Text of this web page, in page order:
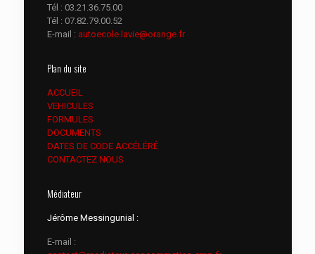
Tél : 03.21.36.75.00
Tél : 07.82.79.00.52
E-mail : autoecole.lavie@orange.fr
Plan du site
ACCUEIL
VEHICULES
FORMULES
DOCUMENTS
DATES DE CODE ACCÉLÉRÉ
CONTACTEZ NOUS
Médiateur
Jérôme Messingunial :
E-mail :